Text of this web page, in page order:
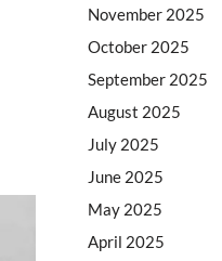
November 2025
October 2025
September 2025
August 2025
July 2025
June 2025
May 2025
April 2025